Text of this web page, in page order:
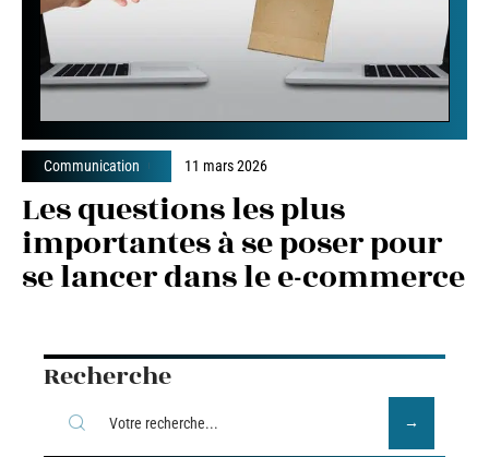
Communication 11 mars 2026
Les questions les plus
importantes à se poser pour
se lancer dans le e-commerce
Recherche